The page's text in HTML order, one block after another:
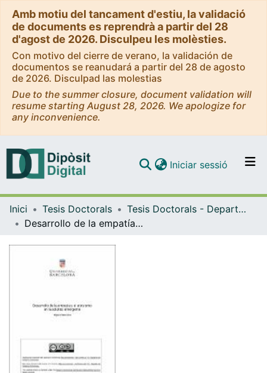
Amb motiu del tancament d'estiu, la validació
de documents es reprendrà a partir del 28
d'agost de 2026. Disculpeu les molèsties.
Con motivo del cierre de verano, la validación de
documentos se reanudará a partir del 28 de agosto
de 2026. Disculpad las molestias
Due to the summer closure, document validation will
resume starting August 28, 2026. We apologize for
any inconvenience.
Navega per tot el DD
Iniciar sessió (current)
Inici Tesis Doctorals
Tesis Doctorals - Departament - Psicologia Clínica i Psicobiologia
Desarrollo de la empatía y el altruismo en la adultez emergente